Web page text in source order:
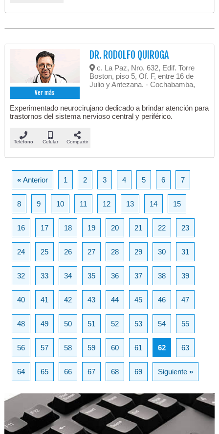
Ver más
DR. RODOLFO QUIROGA
c. La Paz, Nro. 632, Edif. Torre
Boston, piso 5, Of. F, entre 16 de
Julio y Antezana. - Cochabamba,
Experimentado neurocirujano dedicado a brindar atención para
trastornos del sistema nervioso central y periférico.
Teléfono Celular Compartir
«Anterior 1 2 3 4 5 6 7
8 9 10 11 12 13 14 15
16 17 18 19 20 21 22 23
24 25 26 27 28 29 30 31
32 33 34 35 36 37 38 39
40 41 42 43 44 45 46 47
48 49 50 51 52 53 54 55
56 57 58 59 60 61 62 63
64 65 66 67 68 69 Siguiente»